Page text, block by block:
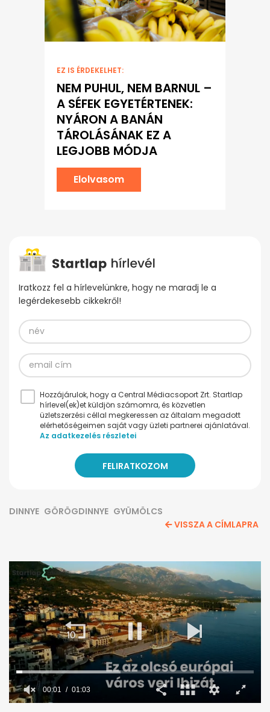
EZ IS ÉRDEKELHET:
NEM PUHUL, NEM BARNUL –
A SÉFEK EGYETÉRTENEK:
NYÁRON A BANÁN
TÁROLÁSÁNAK EZ A
LEGJOBB MÓDJA
Elolvasom
Iratkozz fel a hírlevelünkre, hogy ne maradj le a
legérdekesebb cikkekről!
Hozzájárulok, hogy a Central Médiacsoport Zrt. Startlap
hírlevel(ek)et küldjön számomra, és közvetlen
üzletszerzési céllal megkeressen az általam megadott
elérhetőségeimen saját vagy üzleti partnerei ajánlatával.
Az adatkezelés részletei
DINNYE GÖRÖGDINNYE GYÜMÖLCS
VISSZA A CÍMLAPRA